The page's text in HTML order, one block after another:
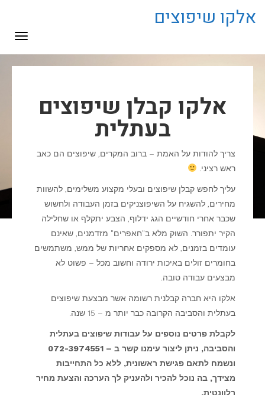
אלקו שיפוצים
אלקו קבלן שיפוצים
בעתלית
צריך להודות על האמת – ברוב המקרים, שיפוצים הם כאב
ראש רציני.
עליך לחפש קבלן שיפוצים ובעלי מקצוע משלימים, להשוות
מחירים, להשגיח על השיפוצניקים בזמן העבודה ולחשוש
שכבר אחרי חודשיים הגג ידלוף, הצבע יתקלף או שחלילה
הקיר יתפורר. השוק מלא ב"חאפרים" מזדמנים, שאינם
עומדים בזמנים, לא מספקים אחריות של ממש, משתמשים
בחומרים זולים באיכות ירודה וחשוב מכל – פשוט לא
מבצעים עבודה טובה.
אלקו היא חברה קבלנית רשומה אשר מבצעת שיפוצים
בעתלית והסביבה הקרובה כבר יותר מ – 15 שנה.
לקבלת פרטים נוספים על עבודות שיפוצים בעתלית
והסביבה, ניתן ליצור עימנו קשר ב – 072-3974551
ונשמח לתאם פגישת ראשונית, ללא כל התחייבות
מצידך, בה נוכל להכיר ולהעניק לך הערכה והצעת מחיר
רלוונטית.